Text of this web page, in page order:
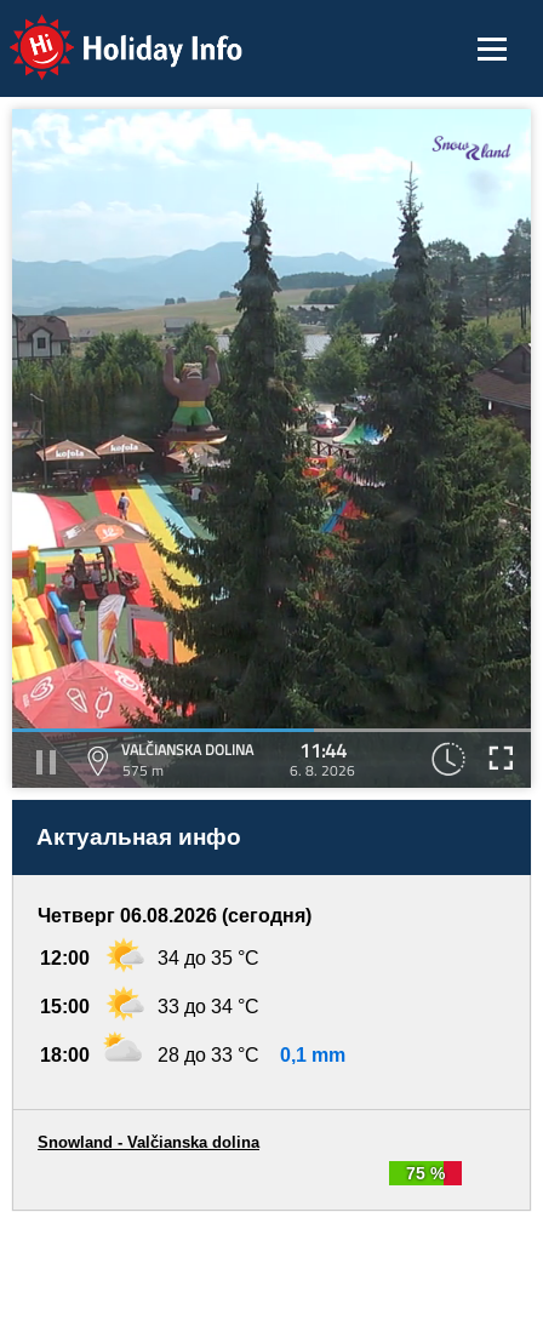
Holiday Info
VALČIANSKA DOLINA
575 m
11:44
6. 8. 2026
Актуальная инфо
Четверг 06.08.2026 (сегодня)
12:00 34 до 35 °C
15:00 33 до 34 °C
18:00 28 до 33 °C 0,1 mm
75 %
Snowland - Valčianska dolina